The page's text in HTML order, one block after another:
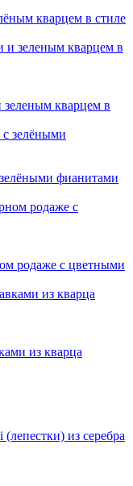
кварцем в стиле
зеленым кварцем в
фианитами
родаже с цветными
из кварца